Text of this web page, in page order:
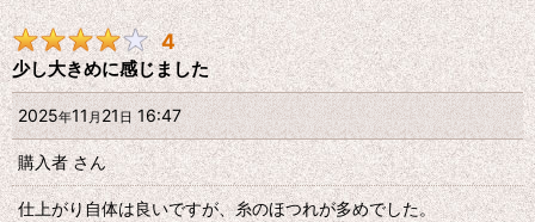
4
少し大きめに感じました
2025年11月 21 日16:47
購入者さん
仕上がり自体は良いですが、糸のほつれが多めでした。